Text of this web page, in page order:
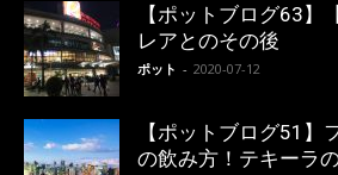
【ポットブログ63
レアとのその後
ポット - 2020-07-12
【ポットブログ51】
の飲み方！テキーラ